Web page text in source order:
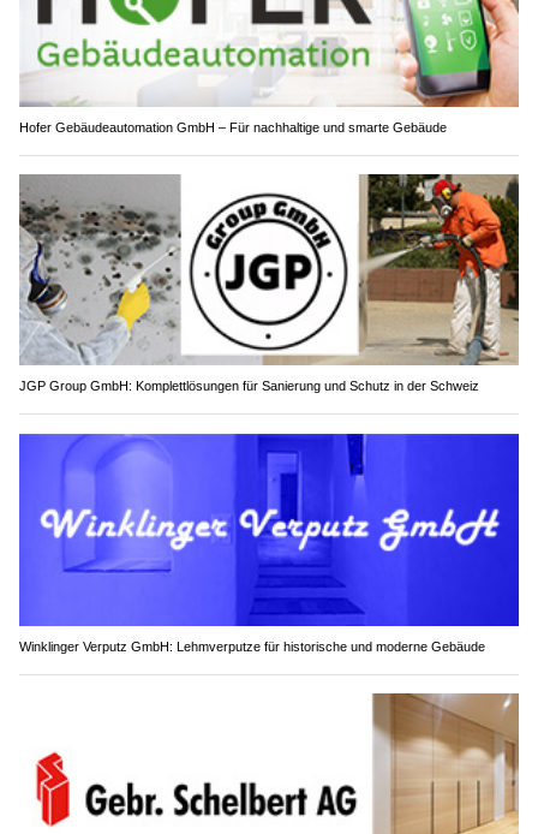
Hofer Gebäudeautomation GmbH – Für nachhaltige und smarte Gebäude
JGP Group GmbH: Komplettlösungen für Sanierung und Schutz in der Schweiz
Winklinger Verputz GmbH: Lehmverputze für historische und moderne Gebäude